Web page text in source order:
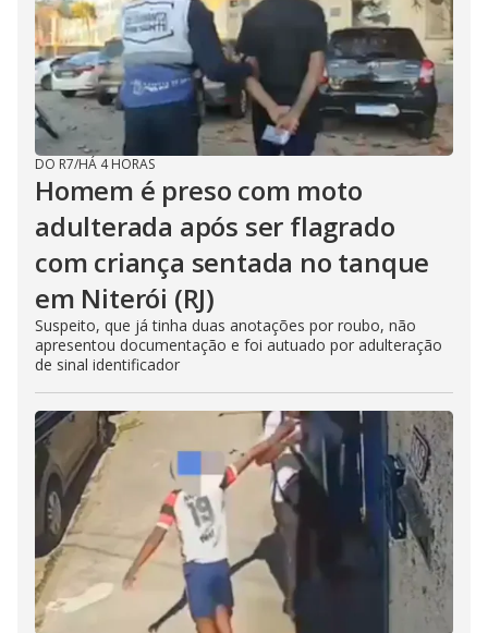
DO R7/HÁ 4 HORAS
Homem é preso com moto
adulterada após ser flagrado
com criança sentada no tanque
em Niterói (RJ)
Suspeito, que já tinha duas anotações por roubo, não
apresentou documentação e foi autuado por adulteração
de sinal identificador